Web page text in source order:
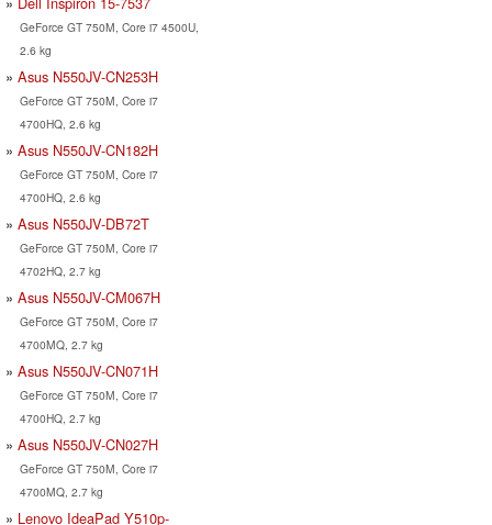
GeForce GT 750M, Core i7 4500U,
2.6 kg
Asus N550JV-CN253H
GeForce GT 750M, Core i7
4700HQ, 2.6 kg
Asus N550JV-CN182H
GeForce GT 750M, Core i7
4700HQ, 2.6 kg
Asus N550JV-DB72T
GeForce GT 750M, Core i7
4702HQ, 2.7 kg
Asus N550JV-CM067H
GeForce GT 750M, Core i7
4700MQ, 2.7 kg
Asus N550JV-CN071H
GeForce GT 750M, Core i7
4700HQ, 2.7 kg
Asus N550JV-CN027H
GeForce GT 750M, Core i7
4700MQ, 2.7 kg
Lenovo IdeaPad Y510p-